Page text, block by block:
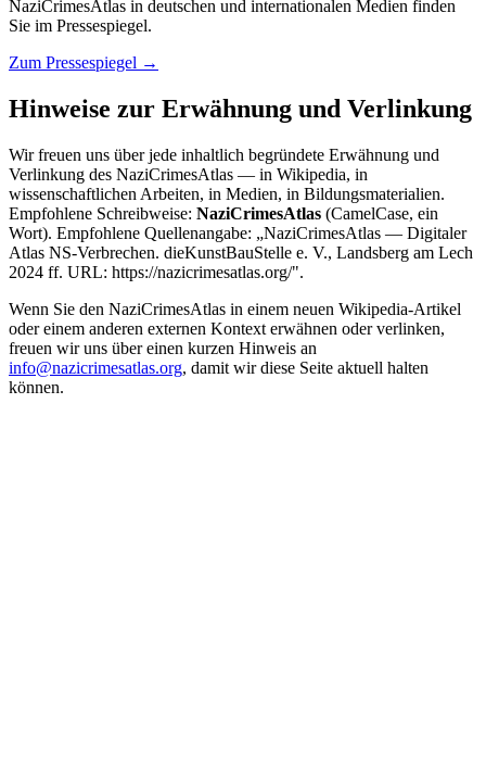
NaziCrimesAtlas in deutschen und internationalen Medien finden
Sie im Pressespiegel.
Zum Pressespiegel →
Hinweise zur Erwähnung und Verlinkung
Wir freuen uns über jede inhaltlich begründete Erwähnung und
Verlinkung des NaziCrimesAtlas — in Wikipedia, in
wissenschaftlichen Arbeiten, in Medien, in Bildungsmaterialien.
Empfohlene Schreibweise: NaziCrimesAtlas (CamelCase, ein
Wort). Empfohlene Quellenangabe: „NaziCrimesAtlas — Digitaler
Atlas NS-Verbrechen. dieKunstBauStelle e. V., Landsberg am Lech
2024 ff. URL: https://nazicrimesatlas.org/".
Wenn Sie den NaziCrimesAtlas in einem neuen Wikipedia-Artikel
oder einem anderen externen Kontext erwähnen oder verlinken,
freuen wir uns über einen kurzen Hinweis an
info@nazicrimesatlas.org, damit wir diese Seite aktuell halten
können.